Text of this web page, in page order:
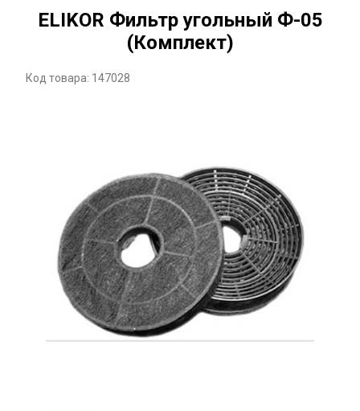
ELIKOR Фильтр угольный Ф-05
(Комплект)
Код товара: 147028